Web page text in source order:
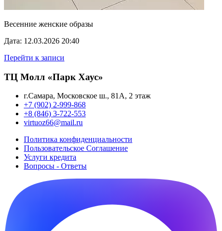
Весенние женские образы
Дата: 12.03.2026 20:40
Перейти к записи
ТЦ Молл «Парк Хаус»
г.Самара, Московское ш., 81А, 2 этаж
+7 (902) 2-999-868
+8 (846) 3-722-553
virtuoz66@mail.ru
Политика конфиденциальности
Пользовательское Cоглашение
Услуги кредита
Вопросы - Ответы